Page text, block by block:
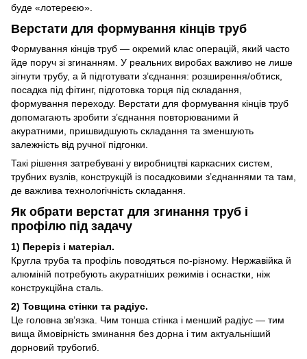
буде «лотереєю».
Верстати для формування кінців труб
Формування кінців труб — окремий клас операцій, який часто
йде поруч зі згинанням. У реальних виробах важливо не лише
зігнути трубу, а й підготувати з’єднання: розширення/обтиск,
посадка під фітинг, підготовка торця під складання,
формування переходу. Верстати для формування кінців труб
допомагають зробити з’єднання повторюваними й
акуратними, пришвидшують складання та зменшують
залежність від ручної підгонки.
Такі рішення затребувані у виробництві каркасних систем,
трубних вузлів, конструкцій із посадковими з’єднаннями та там,
де важлива технологічність складання.
Як обрати верстат для згинання труб і
профілю під задачу
1) Переріз і матеріал.
Кругла труба та профіль поводяться по-різному. Нержавійка й
алюміній потребують акуратніших режимів і оснастки, ніж
конструкційна сталь.
2) Товщина стінки та радіус.
Це головна зв’язка. Чим тонша стінка і менший радіус — тим
вища ймовірність зминання без дорна і тим актуальніший
дорновий трубогиб.